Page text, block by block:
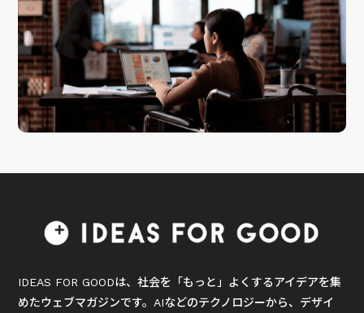
IDEAS FOR GOODは、社会を「もっと」よくするアイデアを集
めたウェブマガジンです。AIなどのテクノロジーから、デザイ